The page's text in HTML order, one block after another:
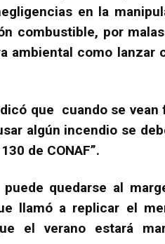
en la
combustible, por
ambiental como lanzar
que cuando se vean
algún incendio se
de CONAF”.
quedarse al
llamó a replicar el
el verano estará